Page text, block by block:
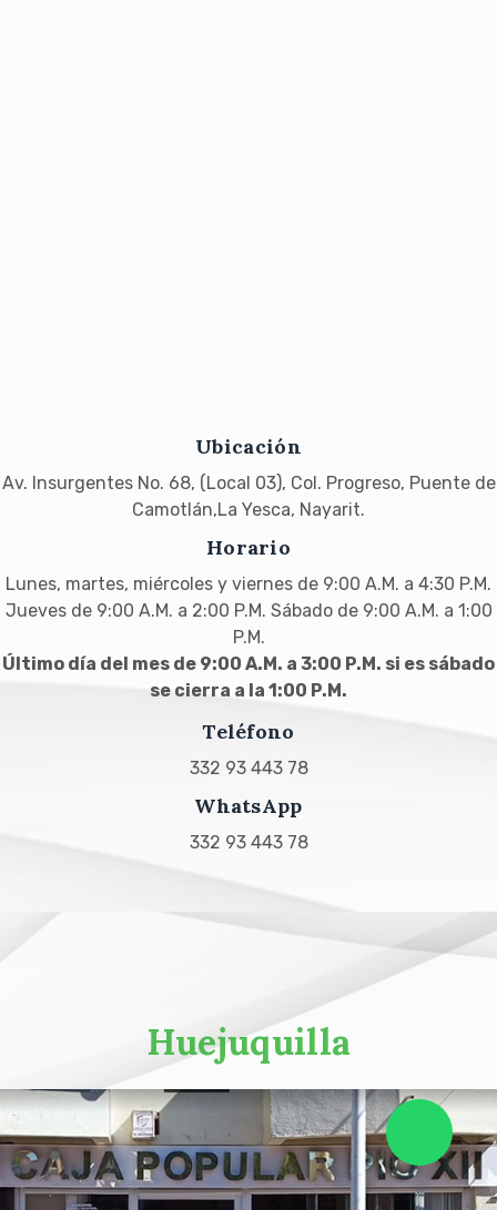
Ubicación
Av. Insurgentes No. 68, (Local 03), Col. Progreso, Puente de
Camotlán,La Yesca, Nayarit.
Horario
Lunes, martes, miércoles y viernes de 9:00 A.M. a 4:30 P.M.
Jueves de 9:00 A.M. a 2:00 P.M. Sábado de 9:00 A.M. a 1:00
P.M.
Último día del mes de 9:00 A.M. a 3:00 P.M. si es sábado
se cierra a la 1:00 P.M.
Teléfono
332 93 443 78
WhatsApp
332 93 443 78
Huejuquilla